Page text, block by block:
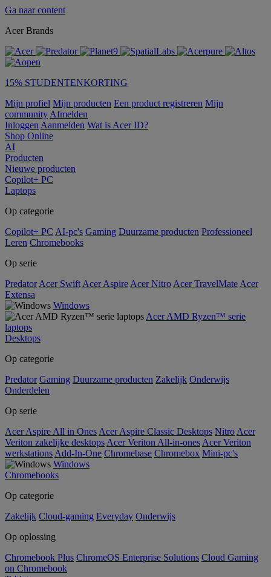
Ga naar content
Acer Brands
15% STUDENTENKORTING
Mijn profiel Mijn producten Een product registreren Mijn
community Afmelden
Inloggen Aanmelden Wat is Acer ID?
Shop Online
AI
Producten
Nieuwe producten
Copilot+ PC
Laptops
Op categorie
Copilot+ PC AI-pc's Gaming Duurzame producten Professioneel
Leren Chromebooks
Op serie
Predator Acer Swift Acer Aspire Acer Nitro Acer TravelMate Acer
Extensa
Windows
Acer AMD Ryzen™ serie
laptops
Desktops
Op categorie
Predator Gaming Duurzame producten Zakelijk Onderwijs
Onderdelen
Op serie
Acer Aspire All in Ones Acer Aspire Classic Desktops Nitro Acer
Veriton zakelijke desktops Acer Veriton All-in-ones Acer Veriton
werkstations Add-In-One Chromebase Chromebox Mini-pc's
Windows
Chromebooks
Op categorie
Zakelijk Cloud-gaming Everyday Onderwijs
Op oplossing
Chromebook Plus ChromeOS Enterprise Solutions Cloud Gaming
on Chromebook